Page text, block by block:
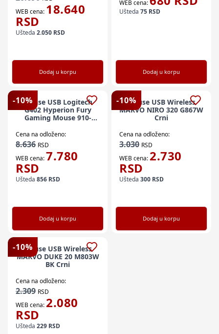
WEB cena: 18.640
RSD
Ušteda 2.050 RSD
Dodaj u korpu
WEB cena:
Ušteda 75 RSD
Dodaj u korpu
-10%
Mouse USB Logitech
G402 Hyperion Fury
Gaming Mouse 910-
Cena na odloženo:
8.636 RSD
WEB cena:7.780
RSD
Ušteda 856 RSD
Dodaj u korpu
-10%
Mouse USB Wireless
MARVO NIRO 320 G867W
Crni
Cena na odloženo:
3.030 RSD
WEB cena: 2.730
RSD
Ušteda 300 RSD
Dodaj u korpu
-10%
Mouse USB Wireless
MARVO DUKE 20 M803W
BK Crni
Cena na odloženo:
2.309 RSD
WEB cena: 2.080
RSD
Ušteda 229 RSD